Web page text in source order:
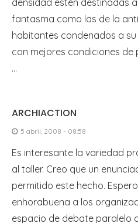
fantasma como las de la
habitantes condenados a
con mejores condiciones de
…
ARCHIACTION
5 abril, 2008 - 08:58
Es interesante la variedad
al taller. Creo que un
permitido este hecho.
enhorabuena a los
espacio de debate paralelo